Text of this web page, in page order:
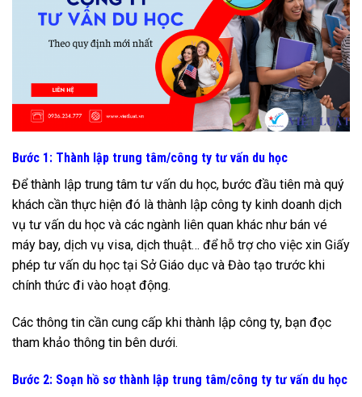
Bước 1: Thành lập trung tâm/công ty tư vấn du học
Để thành lập trung tâm tư vấn du học, bước đầu tiên mà quý
khách cần thực hiện đó là thành lập công ty kinh doanh dịch
vụ tư vấn du học và các ngành liên quan khác như bán vé
máy bay, dịch vụ visa, dịch thuật… để hỗ trợ cho việc xin Giấy
phép tư vấn du học tại Sở Giáo dục và Đào tạo trước khi
chính thức đi vào hoạt động.
Các thông tin cần cung cấp khi thành lập công ty, bạn đọc
tham khảo thông tin bên dưới.
Bước 2: Soạn hồ sơ thành lập trung tâm/công ty tư vấn du học